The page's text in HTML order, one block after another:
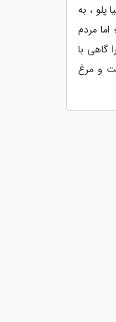
پلو ، به
مردم
گاهی با
و مرغ